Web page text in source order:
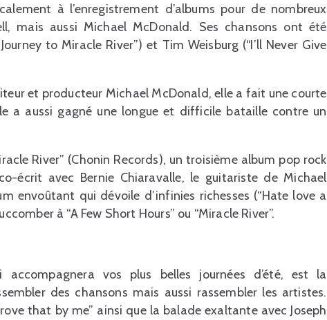
à l’enregistrement d’albums pour de nombreux
mais aussi Michael McDonald. Ses chansons ont été
to Miracle River”) et Tim Weisburg (“I’ll Never Give
et producteur Michael McDonald, elle a fait une courte
a aussi gagné une longue et difficile bataille contre un
River” (Chonin Records), un troisième album pop rock
écrit avec Bernie Chiaravalle, le guitariste de Michael
envoûtant qui dévoile d’infinies richesses (“Hate love a
à “A Few Short Hours” ou “Miracle River”.
vos plus belles journées d’été, est la
des chansons mais aussi rassembler les artistes.
that by me” ainsi que la balade exaltante avec Joseph